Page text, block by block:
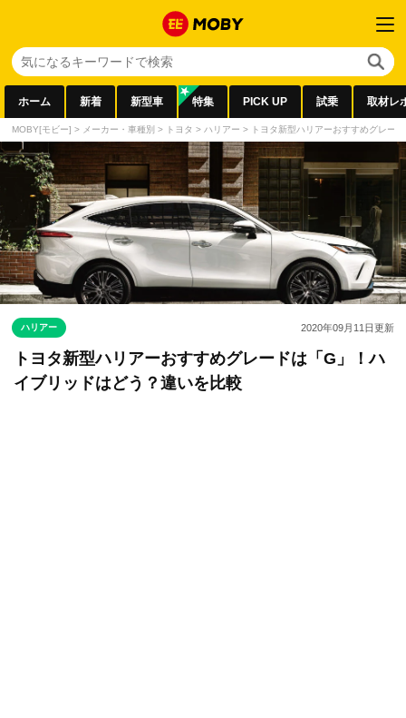
ホーム 新着 新型車 特集 PICK UP 試乗 取材レ
MOBY[モビー] > メーカー・車種別 > トヨタ > ハリアー > トヨタ新型ハリアーおすすめグレー
ハリアー 2020年09月11日更新
トヨタ新型ハリアーおすすめグレードは「G」！ハ
イブリッドはどう？違いを比較